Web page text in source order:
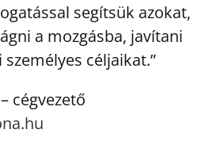
segítsük azokat,
a mozgásba, javítani
céljaikat.”
cégvezető